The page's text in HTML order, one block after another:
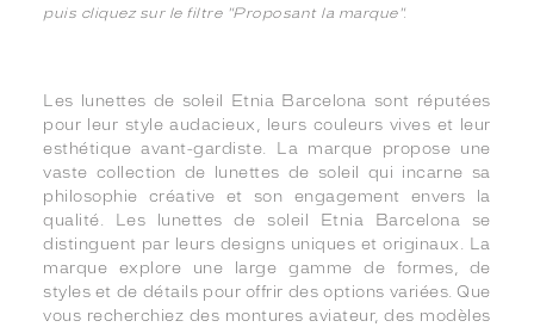
puis cliquez sur le filtre "Proposant la marque".
Les lunettes de soleil Etnia Barcelona sont réputées
pour leur style audacieux, leurs couleurs vives et leur
esthétique avant-gardiste. La marque propose une
vaste collection de lunettes de soleil qui incarne sa
philosophie créative et son engagement envers la
qualité. Les lunettes de soleil Etnia Barcelona se
distinguent par leurs designs uniques et originaux. La
marque explore une large gamme de formes, de
styles et de détails pour offrir des options variées. Que
vous recherchiez des montures aviateur, des modèles